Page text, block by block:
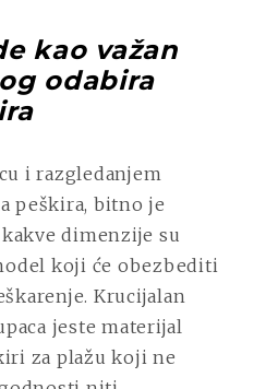
kao važan
odabira
i razgledanjem
peškira, bitno je
dimenzije su
koji će obezbediti
Krucijalan
jeste materijal
za plažu koji ne